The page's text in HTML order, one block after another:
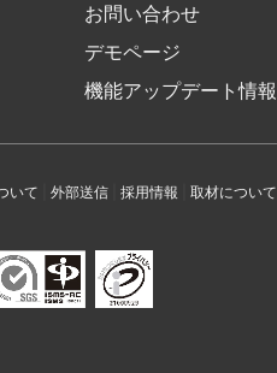
お問い合わせ
デモページ
機能アップデート情報
いて 外部送信 採用情報 取材について